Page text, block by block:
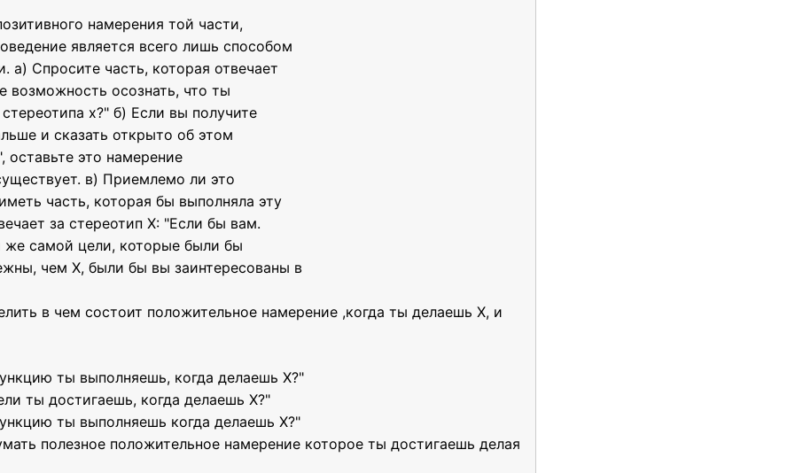
намерения той части,
является всего лишь способом
а) Спросите часть, которая отвечает
возможность осознать, что ты
х?" б) Если вы получите
и сказать открыто об этом
оставьте это намерение
в) Приемлемо ли это
часть, которая бы выполняла эту
за стереотип X: "Если бы вам.
самой цели, которые были бы
чем X, были бы вы заинтересованы в
в чем состоит положительное намерение ,когда ты делаешь Х, и
ты выполняешь, когда делаешь Х?"
ты достигаешь, когда делаешь Х?"
ты выполняешь когда делаешь Х?"
полезное положительное намерение которое ты достигаешь делая